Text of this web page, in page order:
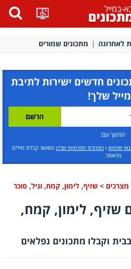
לאחרונה מתכונים שמורים
חדשים ישירות לתיבת
שלך!
המשך עם:
שימוש ו הצהרת הפרטיות שלנו ומאשר קבלת מיילים
מהאתר.
> שזיף, לימון, קמח, וניל, סוכר
שזיף, לימון, קמח,
וקבלו מתכונים נפלאים